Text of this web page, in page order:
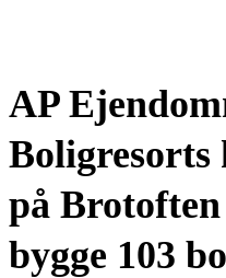
AP
Boligresorts
på
bygge 103